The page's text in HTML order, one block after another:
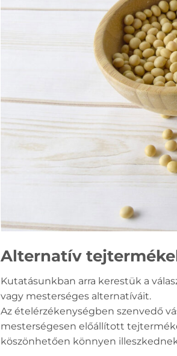
Alternatív
Kutatásunkban arra kerestük a
vagy mesterséges alternatíváit.
Az ételérzékenységben szenvedő
mesterségesen előállított
köszönhetően könnyen